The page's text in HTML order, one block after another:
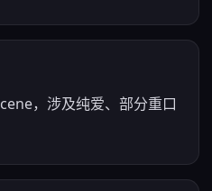
，涉及纯爱、部分重口